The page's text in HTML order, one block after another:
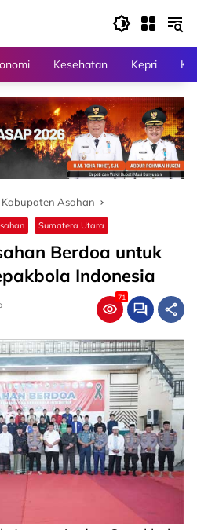
Kesehatan Kepri
Kabupaten Asahan
Sumatera Utara
Berdoa untuk
Indonesia
71